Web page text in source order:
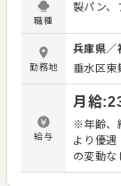
は製菓業
染める環境です。 将来的に
に携われ
スタッフ
す。洋食
る職場で力を発
証スタ
して、
など多角
職種
製パン、
勤務地
兵庫県／
垂水区東
給与
月給:
※年齢、
より優
の変動な